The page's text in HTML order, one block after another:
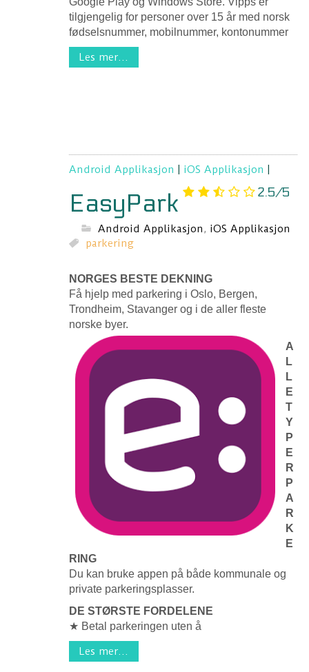
tilgjengelig for personer over 15 år med norsk
fødselsnummer, mobilnummer, kontonummer
Les mer...
Android Applikasjon iOS Applikasjon
EasyPark 2.5/5
Android Applikasjon, iOS Applikasjon
parkering
NORGES BESTE DEKNING
Få hjelp med parkering i Oslo, Bergen,
Trondheim, Stavanger og i de aller fleste
norske byer.
A
L
L
E
T
Y
P
E
R
P
A
R
K
E
RING
Du kan bruke appen på både kommunale og
private parkeringsplasser.
DE STØRSTE FORDELENE
★ Betal parkeringen uten å
Les mer...